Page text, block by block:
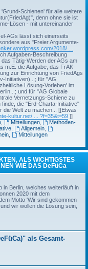
Schienen' für alle weitere
denn ohne sie ist
Lösen - mit untereinander
AGs lässt sich einerseits
aus "Freier Argumente-
2018/ ...
Aufgaben-Beschreibung
Tätig-Werden der AGs am
m.E. die Aufgabe, das FrAK-
zur Einrichtung von FriedAgs
Initiativen)...; für "AG
Lösung-Vorleben' im
und für "AG Globale
Vernetzungs-Schiene zu
die "Erd-Charta-Initiative"
die Welt zu machen... [[Etwas
kultur.net/ ... ?f=35&t=59 ]]
, Mitteilungen,
Methoden-
, Allgemein,
,
Mitteilungen
ALS WICHTIGSTES
WIE DAS DeFüCa
in Berlin, welches weiterläuft in
2020 mit dem
Motto 'Wir sind gekommen
wir wollen die Lösung sein,
als Gesamt-